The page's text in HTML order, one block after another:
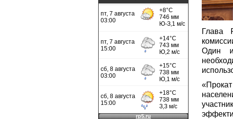
Глава
Один